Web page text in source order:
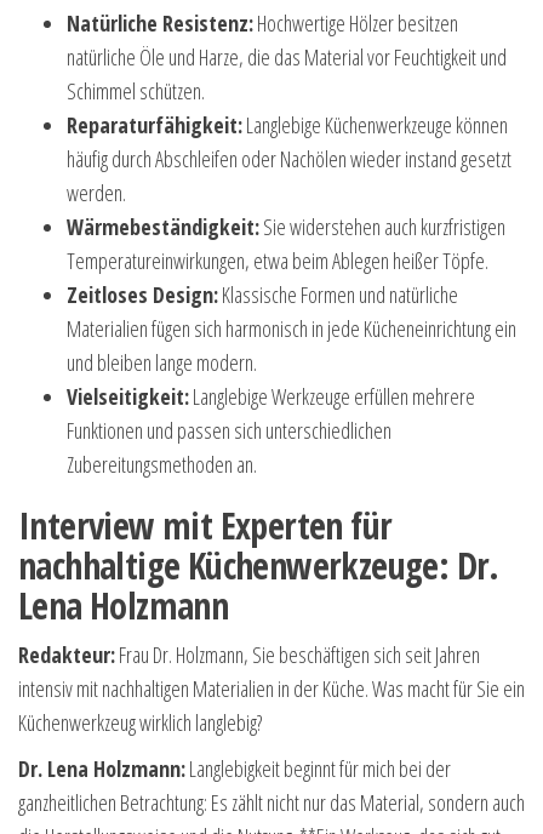
Natürliche Resistenz:Hochwertige Hölzer besitzen
natürliche Öle und Harze, die das Material vor Feuchtigkeit und
Schimmel schützen.
Reparaturfähigkeit:Langlebige Küchenwerkzeuge können
häufig durch Abschleifen oder Nachölen wieder instand gesetzt
werden.
Wärmebeständigkeit:Sie widerstehen auch kurzfristigen
Temperatureinwirkungen, etwa beim Ablegen heißer Töpfe.
Zeitloses Design:Klassische Formen und natürliche
Materialien fügen sich harmonisch in jede Kücheneinrichtung ein
und bleiben lange modern.
Vielseitigkeit:Langlebige Werkzeuge erfüllen mehrere
Funktionen und passen sich unterschiedlichen
Zubereitungsmethoden an.
Interview mit Experten für
nachhaltige Küchenwerkzeuge: Dr.
Lena Holzmann
Redakteur:Frau Dr. Holzmann, Sie beschäftigen sich seit Jahren
intensiv mit nachhaltigen Materialien in der Küche. Was macht für Sie ein
Küchenwerkzeug wirklich langlebig?
Dr. Lena Holzmann:Langlebigkeit beginnt für mich bei der
ganzheitlichen Betrachtung: Es zählt nicht nur das Material, sondern auch